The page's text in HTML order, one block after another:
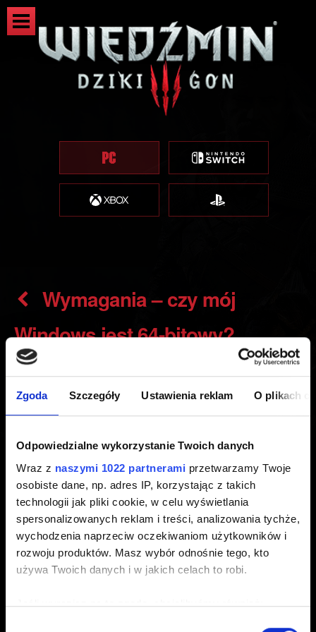
Zgoda Szczegóły Ustawienia reklam O plikach
Odpowiedzialne wykorzystanie Twoich danych
Wraz z naszymi 1022 partnerami przetwarzamy Twoje
osobiste dane, np. adres IP, korzystając z takich
technologii jak pliki cookie, w celu wyświetlania
spersonalizowanych reklam i treści, analizowania tychże,
wychodzenia naprzeciw oczekiwaniom użytkowników i
rozwoju produktów. Masz wybór odnośnie tego, kto
używa Twoich danych i w jakich celach to robi.
Jeśli wyrazisz na to zgodę, chcielibyśmy również:
Wymagania – czy mój
Windows jest 64-bitowy?
Utworzony 5 lat temu Zaktualizowany 10 miesięcy temu
Windows 7, 8 i 8.1nie są obsługiwane.
Jak sprawdzić, czy posiadasz 64-bitową czy 32-bitową
wersję systemu Windows?
1. Kliknij przycisk Start.
2. Kliknij Ustawienia w menu Start.
3. Przejdź do opcji System -> Informacje.
które wskazuje system operacyjny i rodzaj procesora.